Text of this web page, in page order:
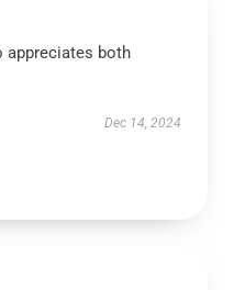
appreciates both
Dec 14, 2024